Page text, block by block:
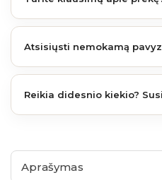
Atsisiųsti nemokamą
Reikia didesnio kiekio?
Aprašymas